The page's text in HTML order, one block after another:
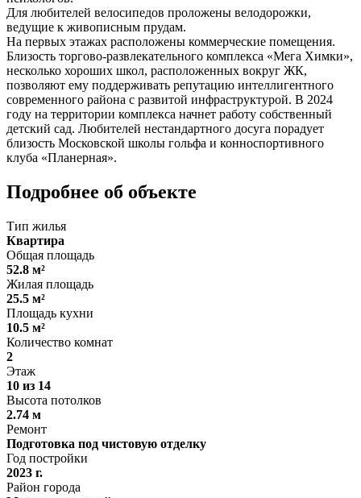
Для любителей велосипедов проложены велодорожки,
ведущие к живописным прудам.
На первых этажах расположены коммерческие помещения.
Близость торгово-развлекательного комплекса «Мега Химки»,
несколько хороших школ, расположенных вокруг ЖК,
позволяют ему поддерживать репутацию интеллигентного
современного района с развитой инфраструктурой. В 2024
году на территории комплекса начнет работу собственный
детский сад. Любителей нестандартного досуга порадует
близость Московской школы гольфа и конноспортивного
клуба «Планерная».
Подробнее об объекте
Тип жилья
Квартира
Общая площадь
52.8 м²
Жилая площадь
25.5 м²
Площадь кухни
10.5 м²
Количество комнат
2
Этаж
10 из 14
Высота потолков
2.74 м
Ремонт
Подготовка под чистовую отделку
Год постройки
2023 г.
Район города